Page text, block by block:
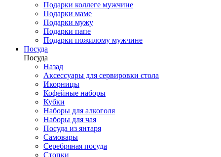
Подарки коллеге мужчине
Подарки маме
Подарки мужу
Подарки папе
Подарки пожилому мужчине
Посуда
Посуда
Назад
Аксессуары для сервировки стола
Икорницы
Кофейные наборы
Кубки
Наборы для алкоголя
Наборы для чая
Посуда из янтаря
Самовары
Серебряная посуда
Стопки